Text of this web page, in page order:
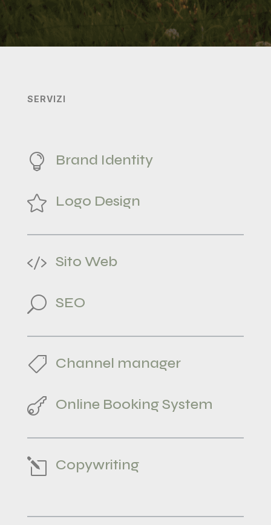
SERVIZI
 Brand Identity
 Logo Design
 Sito Web
U SEO
 Channel manager
 Online Booking System
l Copywriting